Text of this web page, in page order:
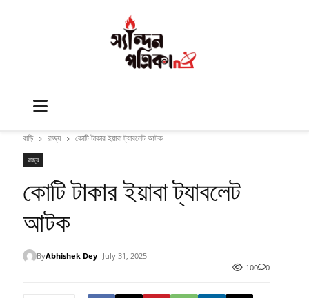
বাড়ি রাজ্য কোটি টাকার ইয়াবা ট্যাবলেট আটক
রাজ্য
কোটি টাকার ইয়াবা ট্যাবলেট
আটক
ByAbhishek Dey
July 31, 2025
100
0